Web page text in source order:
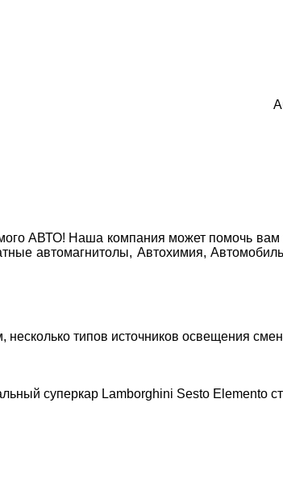
АВТО! Наша компания может помочь
автомагнитолы, Автохимия,
типов источников освещения
суперкар Lamborghini Sesto